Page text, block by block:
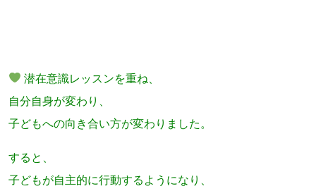
潜在意識レッスンを重ね、
自分自身が変わり、
子どもへの向き合い方が変わりました。
すると、
子どもが自主的に行動するようになり、